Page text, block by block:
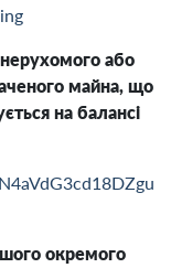
або
майна, що
на балансі
окремого